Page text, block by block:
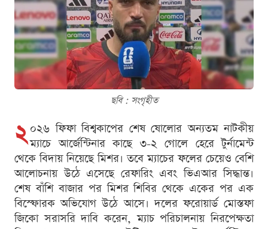
ছবি : সংগৃহীত
২ ০২৬ ফিফা বিশ্বকাপের শেষ ষোলোর অন্যতম নাটকীয়
ম্যাচে আর্জেন্টিনার কাছে ৩-২ গোলে হেরে টুর্নামেন্ট
থেকে বিদায় নিয়েছে মিশর। তবে ম্যাচের ফলের চেয়েও বেশি
আলোচনায় উঠে এসেছে রেফারিং এবং ভিএআর সিদ্ধান্ত।
শেষ বাঁশি বাজার পর মিশর শিবির থেকে একের পর এক
বিস্ফোরক অভিযোগ উঠে আসে। দলের ফরোয়ার্ড মোস্তফা
জিকো সরাসরি দাবি করেন, ম্যাচ পরিচালনায় নিরপেক্ষতা